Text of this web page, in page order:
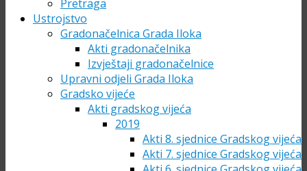
Pretraga
Ustrojstvo
Gradonačelnica Grada Iloka
Akti gradonačelnika
Izvještaji gradonačelnice
Upravni odjeli Grada Iloka
Gradsko vijeće
Akti gradskog vijeća
2019
Akti 8. sjednice Gradskog vijeća
Akti 7. sjednice Gradskog vijeća